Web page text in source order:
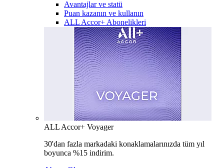
Avantajlar ve statü
Puan kazanın ve kullanın
ALL Accor+ Abonelikleri
ALL Accor+ Voyager
30'dan fazla markadaki konaklamalarınızda tüm yıl
boyunca %15 indirim.